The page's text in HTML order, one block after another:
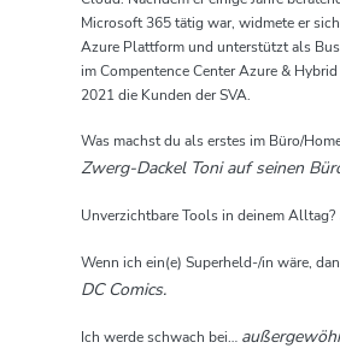
Microsoft 365 tätig war, widmete er
Azure Plattform und unterstützt als
im Compentence Center Azure &
2021 die Kunden der SVA.
Was machst du als erstes im Büro/
Zwerg-Dackel Toni auf seinen
Unverzichtbare Tools in deinem Alltag?
Wenn ich ein(e) Superheld-/in wäre,
DC Comics.
Ich werde schwach bei…